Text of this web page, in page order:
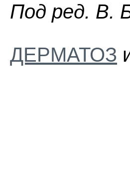
Пoд peд. B.
ДЕРМАТОЗ